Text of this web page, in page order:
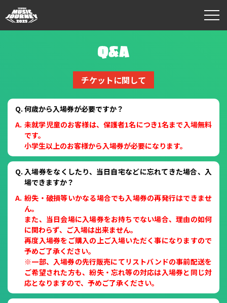
TMJ2025
ト
チケットに関して
何歳から入場券が必要ですか？
未就学児童のお客様は、保護者1名につき1名まで入場無料
です。
小学生以上のお客様から入場券が必要になります。
入場券をなくしたり、当日自宅などに忘れてきた場合、入
場できますか？
紛失・破損等いかなる場合でも入場券の再発行はできませ
ん。
また、当日会場に入場券をお持ちでない場合、理由の如何
に関わらず、ご入場は出来ません。
再度入場券をご購入の上ご入場いただく事になりますので
予めご了承ください。
※一部、入場券の先行販売にてリストバンドの事前配送を
ご希望された方も、紛失・忘れ等の対応は入場券と同じ対
応となりますので、予めご了承ください。